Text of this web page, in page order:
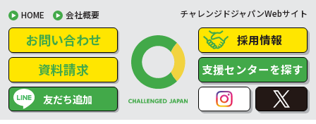
HOME 会社概要 チャレンジドジャパンWebサイト
お問い合わせ
資料請求
友だち追加
採用情報
支援センターを探す